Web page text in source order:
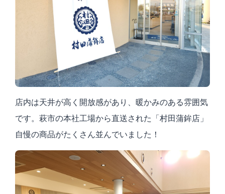
店内は天井が高く開放感があり、暖かみのある雰囲気
です。萩市の本社工場から直送された「村田蒲鉾店」
自慢の商品がたくさん並んでいました！